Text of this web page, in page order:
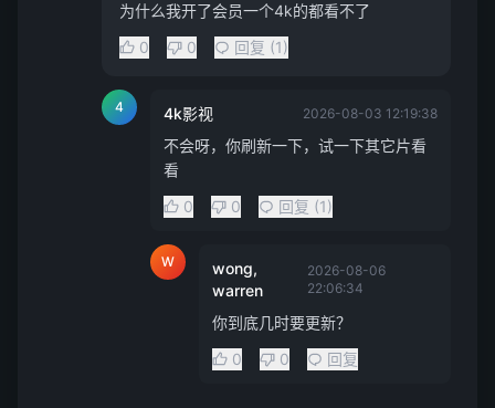
为什么我开了会员一个4k的都看不了
0
0 回复 (1)
4 4k影视 2026-08-03 12:19:38
不会呀，你刷新一下，试一下其它片看
看
0
0 回复 (1)
W
wong,
warren
2026-08-06
22:06:34
你到底几时要更新？
0
0 回复